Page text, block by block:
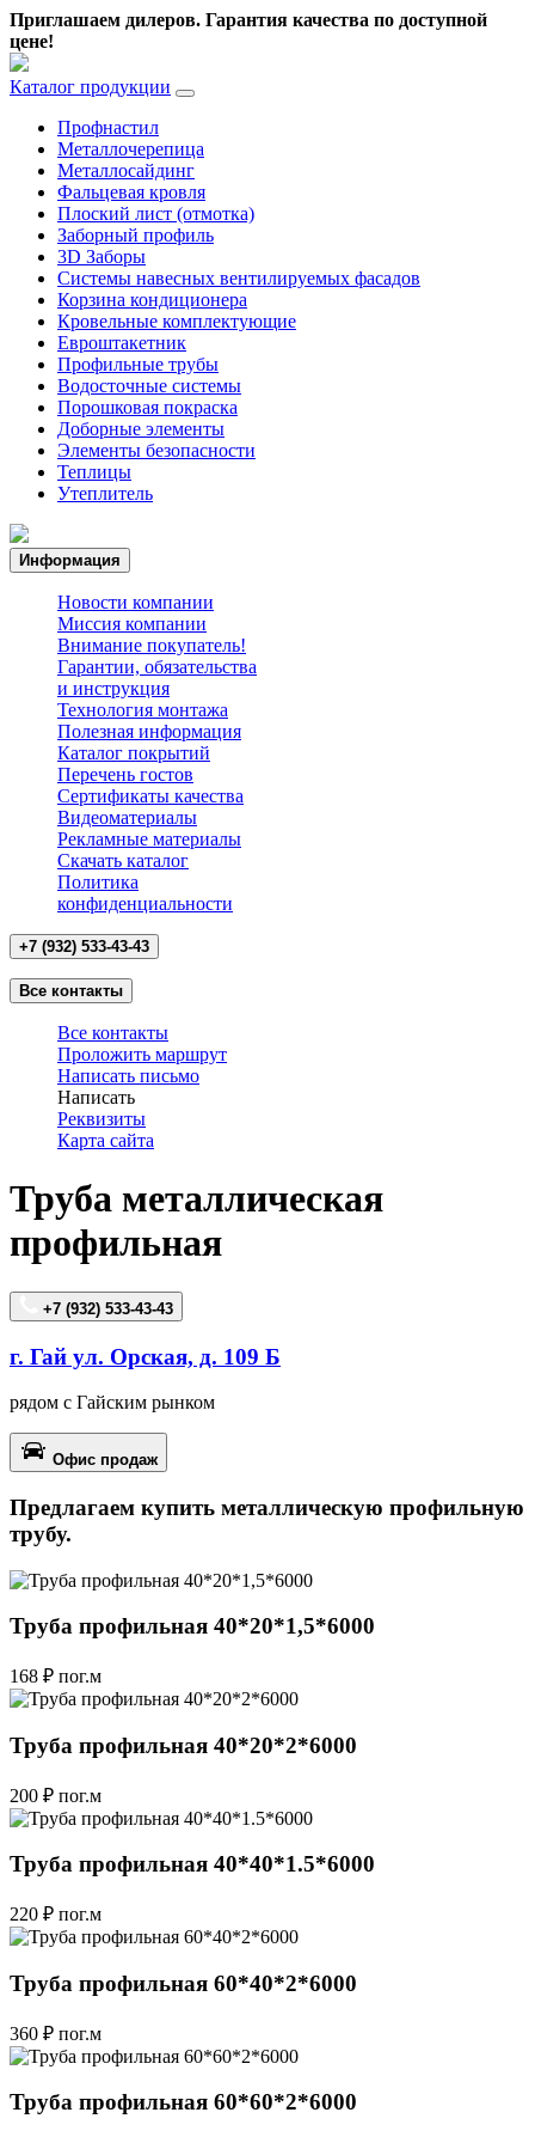
Приглашаем дилеров. Гарантия качества по доступной
цене!
Каталог продукции
Профнастил
Металлочерепица
Металлосайдинг
Фальцевая кровля
Плоский лист (отмотка)
Заборный профиль
3D Заборы
Системы навесных вентилируемых фасадов
Корзина кондиционера
Кровельные комплектующие
Евроштакетник
Профильные трубы
Водосточные системы
Порошковая покраска
Доборные элементы
Элементы безопасности
Теплицы
Утеплитель
Информация
Новости компании
Миссия компании
Внимание покупатель!
Гарантии, обязательства
и инструкция
Технология монтажа
Полезная информация
Каталог покрытий
Перечень гостов
Сертификаты качества
Видеоматериалы
Рекламные материалы
Cкачать каталог
Политика
конфиденциальности
+7 (932) 533-43-43
Все контакты
Все контакты
Проложить маршрут
Написать письмо
Написать
Реквизиты
Карта сайта
Труба металлическая
профильная
+7 (932) 533-43-43
г. Гай ул. Орская, д. 109 Б
рядом с Гайским рынком
Офис продаж
Предлагаем купить металлическую профильную
трубу.
Труба профильная 40*20*1,5*6000
168 ₽ пог.м
Труба профильная 40*20*2*6000
200 ₽ пог.м
Труба профильная 40*40*1.5*6000
220 ₽ пог.м
Труба профильная 60*40*2*6000
360 ₽ пог.м
Труба профильная 60*60*2*6000